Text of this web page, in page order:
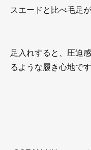
スエードと比べ毛足
足入れすると、圧迫
るような履き心地です